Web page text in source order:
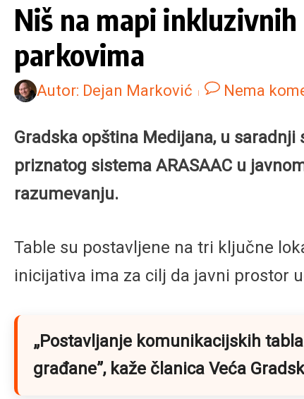
Niš na mapi inkluzivnih
parkovima
Autor: Dejan Marković Nema
Gradska opština Medijana, u
priznatog sistema ARASAAC u
razumevanju.
Table su postavljene na tri ključne
inicijativa ima za cilj da javni prostor
„Postavljanje komunikacijskih
građane”, kaže članica Veća